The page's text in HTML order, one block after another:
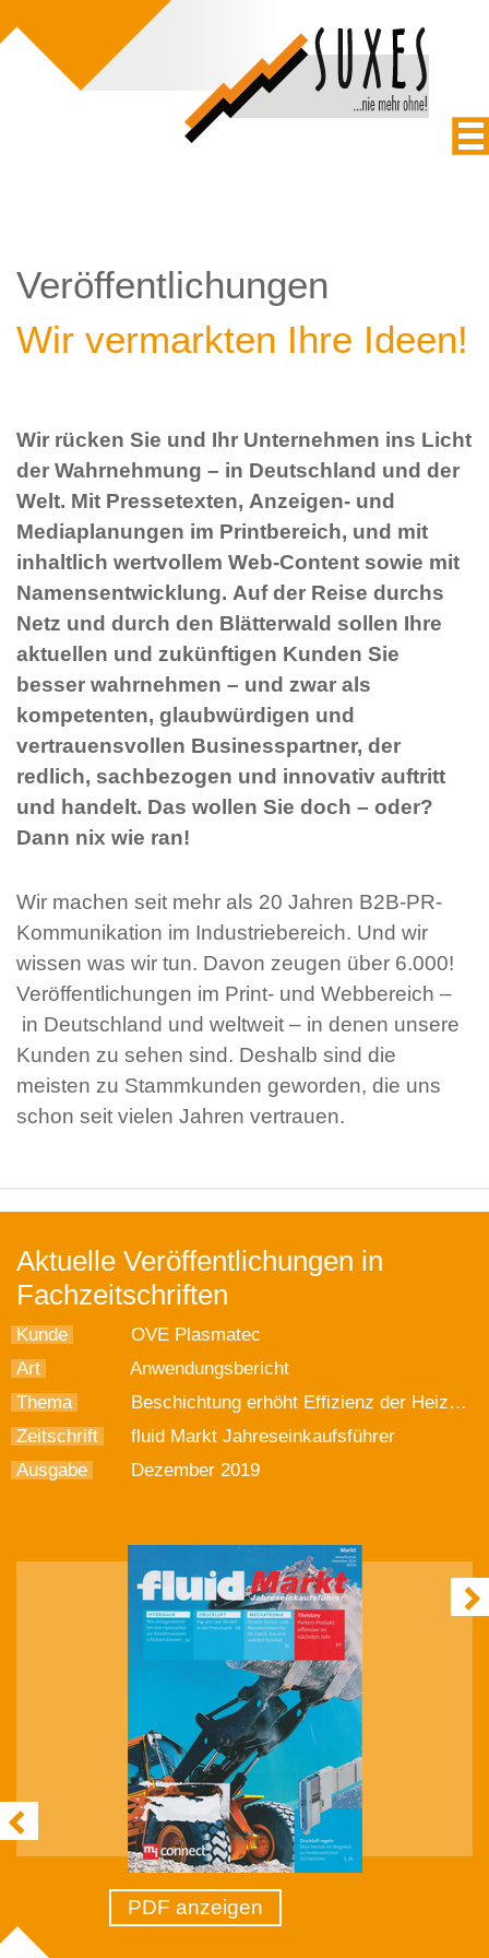
Veröffentlichungen
Wir vermarkten Ihre Ideen!
Wir rücken Sie und Ihr Unternehmen ins Licht
der Wahrnehmung – in Deutschland und der
Welt. Mit Pressetexten, Anzeigen- und
Mediaplanungen im Printbereich, und mit
inhaltlich wertvollem Web-Content sowie mit
Namensentwicklung. Auf der Reise durchs
Netz und durch den Blätterwald sollen Ihre
aktuellen und zukünftigen Kunden Sie
besser wahrnehmen – und zwar als
kompetenten, glaubwürdigen und
vertrauensvollen Businesspartner, der
redlich, sachbezogen und innovativ auftritt
und handelt. Das wollen Sie doch – oder?
Dann nix wie ran!
Wir machen seit mehr als 20 Jahren B2B-PR-
Kommunikation im Industriebereich. Und wir
wissen was wir tun. Davon zeugen über 6.000!
Veröffentlichungen im Print- und Webbereich –
in Deutschland und weltweit – in denen unsere
Kunden zu sehen sind. Deshalb sind die
meisten zu Stammkunden geworden, die uns
schon seit vielen Jahren vertrauen.
Aktuelle Veröffentlichungen in
Fachzeitschriften
Kunde
OVE Plasmatec
Art
Anwendungsbericht
Thema
Beschichtung erhöht Effizienz der Heizungspumpe
Zeitschrift
fluid Markt Jahreseinkaufsführer
Ausgabe
Dezember 2019
PDF anzeigen